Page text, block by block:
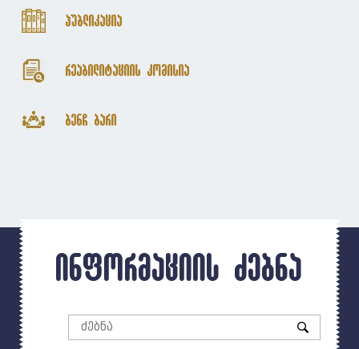
პუბლიკაცია
რეაბილიტაციის კომისია
ბენჩ ბარი
ინფორმაციის ძებნა